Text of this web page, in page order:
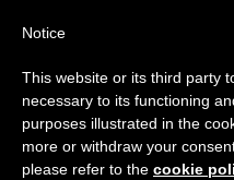
باباوات
Notice
This website or its third party
necessary to its functioning
purposes illustrated in the
more or withdraw your
please refer to the cookie